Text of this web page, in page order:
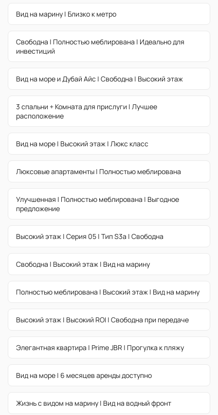
Вид на марину | Близко к метро
Свободна | Полностью меблирована | Идеально для
инвестиций
Вид на море и Дубай Айс | Свободна | Высокий этаж
3 спальни + Комната для прислуги | Лучшее
расположение
Вид на море | Высокий этаж | Люкс класс
Люксовые апартаменты | Полностью меблирована
Улучшенная | Полностью меблирована | Выгодное
предложение
Высокий этаж | Серия 05 | Тип S3a | Свободна
Свободна | Высокий этаж | Вид на марину
Полностью меблирована | Высокий этаж | Вид на марину
Высокий этаж | Высокий ROI | Свободна при передаче
Элегантная квартира | Prime JBR | Прогулка к пляжу
Вид на море | 6 месяцев аренды доступно
Жизнь с видом на марину | Вид на водный фронт